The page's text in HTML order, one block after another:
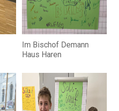
Im Bischof Demann
Haus Haren